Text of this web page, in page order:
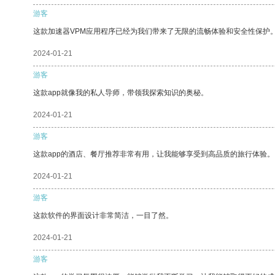
游客
这款加速器VPM应用程序已经为我们带来了无限的流畅体验和安全性保护
2024-01-21
游客
这款app就像我的私人导师，带领我探索知识的奥秘。
2024-01-21
游客
这款app的酒店、餐厅推荐非常有用，让我能够享受到高品质的旅行体验。
2024-01-21
游客
这款软件的界面设计非常简洁，一目了然。
2024-01-21
游客